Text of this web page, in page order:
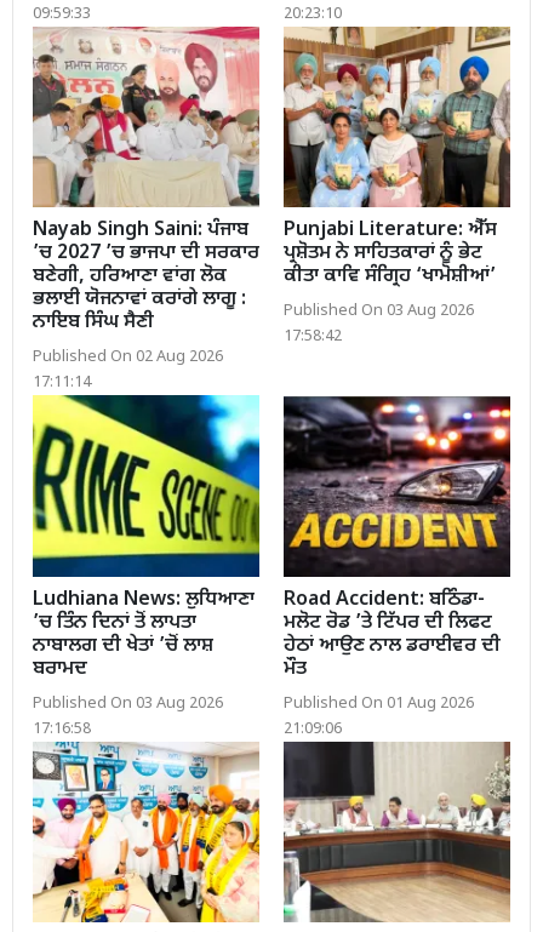
09:59:33
20:23:10
Nayab Singh Saini: ਪੰਜਾਬ
’ਚ 2027 ’ਚ ਭਾਜਪਾ ਦੀ ਸਰਕਾਰ
ਬਣੇਗੀ, ਹਰਿਆਣਾ ਵਾਂਗ ਲੋਕ
ਭਲਾਈ ਯੋਜਨਾਵਾਂ ਕਰਾਂਗੇ ਲਾਗੂ :
ਨਾਇਬ ਸਿੰਘ ਸੈਣੀ
Published On 02 Aug 2026
17:11:14
Punjabi Literature: ਐੱਸ
ਪ੍ਰਸ਼ੋਤਮ ਨੇ ਸਾਹਿਤਕਾਰਾਂ ਨੂੰ ਭੇਟ
ਕੀਤਾ ਕਾਵਿ ਸੰਗ੍ਰਿਹ ‘ਖਾਮੋਸ਼ੀਆਂ’
Published On 03 Aug 2026
17:58:42
Ludhiana News: ਲੁਧਿਆਣਾ
’ਚ ਤਿੰਨ ਦਿਨਾਂ ਤੋਂ ਲਾਪਤਾ
ਨਾਬਾਲਗ ਦੀ ਖੇਤਾਂ ’ਚੋਂ ਲਾਸ਼
ਬਰਾਮਦ
Published On 03 Aug 2026
17:16:58
Road Accident: ਬਠਿੰਡਾ-
ਮਲੋਟ ਰੋਡ ’ਤੇ ਟਿੱਪਰ ਦੀ ਲਿਫਟ
ਹੇਠਾਂ ਆਉਣ ਨਾਲ ਡਰਾਈਵਰ ਦੀ
ਮੌਤ
Published On 01 Aug 2026
21:09:06